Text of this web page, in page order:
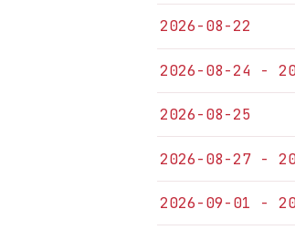
2026-08-22
2026-08-24 -
2026-08-25
2026-08-27 -
2026-09-01 -